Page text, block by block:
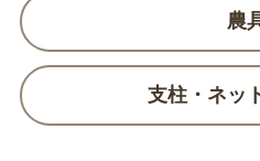
農
支柱・ネッ